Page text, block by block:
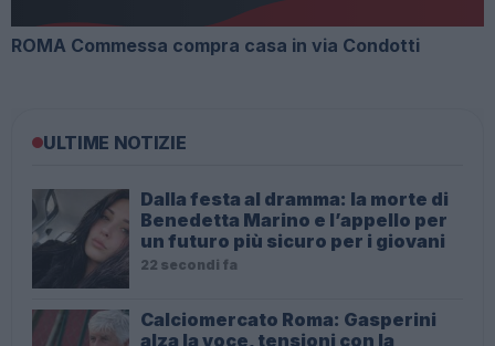
ROMA Commessa compra casa in via Condotti
ULTIME NOTIZIE
Dalla festa al dramma: la morte di
Benedetta Marino e l’appello per
un futuro più sicuro per i giovani
22 secondi fa
Calciomercato Roma: Gasperini
alza la voce, tensioni con la